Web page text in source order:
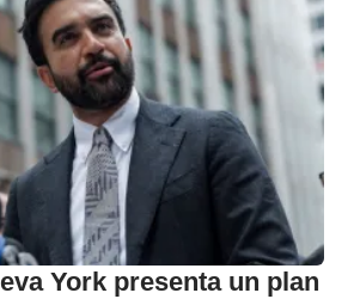
York presenta un plan